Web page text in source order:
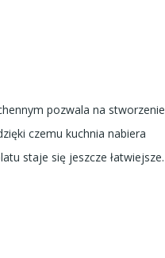
pozwala na stworzenie
czemu kuchnia nabiera
staje się jeszcze łatwiejsze.